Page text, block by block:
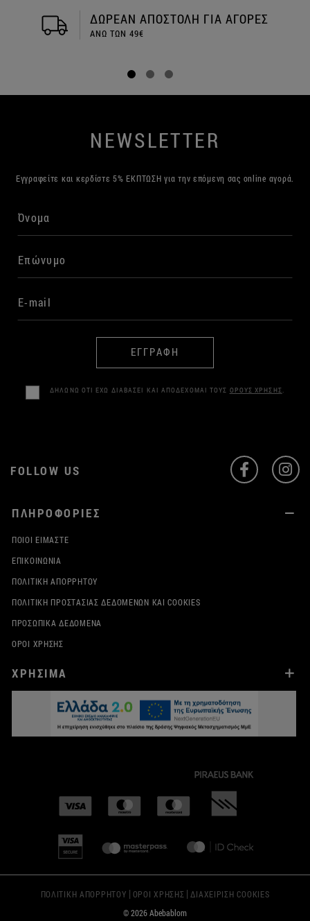
ΔΩΡΕΑΝ ΑΠΟΣΤΟΛΗ ΓΙΑ ΑΓΟΡΕΣ
ΑΝΩ ΤΩΝ 49€
NEWSLETTER
Εγγραφείτε και κερδίστε 5% ΕΚΠΤΩΣΗ για την επόμενη σας online αγορά.
ΕΓΓΡΑΦΗ
ΔΗΛΩΝΩ ΟΤΙ ΕΧΩ ΔΙΑΒΑΣΕΙ ΚΑΙ ΑΠΟΔΕΧΟΜΑΙ ΤΟΥΣ ΟΡΟΥΣ ΧΡΗΣΗΣ.
FOLLOW US
ΠΛΗΡΟΦΟΡΙΕΣ
ΠΟΙΟΙ ΕΊΜΑΣΤΕ
ΕΠΙΚΟΙΝΩΝΊΑ
ΠΟΛΙΤΙΚΉ ΑΠΟΡΡΉΤΟΥ
ΠΟΛΙΤΙΚΉ ΠΡΟΣΤΑΣΊΑΣ ΔΕΔΟΜΈΝΩΝ ΚΑΙ COOKIES
ΠΡΟΣΩΠΙΚΆ ΔΕΔΟΜΈΝΑ
ΌΡΟΙ ΧΡΉΣΗΣ
ΧΡΗΣΙΜΑ
ΠΟΛΙΤΙΚΗ ΑΠΟΡΡΗΤΟΥ | ΟΡΟΙ ΧΡΗΣΗΣ |ΔΙΑΧΕΙΡΙΣΗ COOKIES
© 2026 Abebablom